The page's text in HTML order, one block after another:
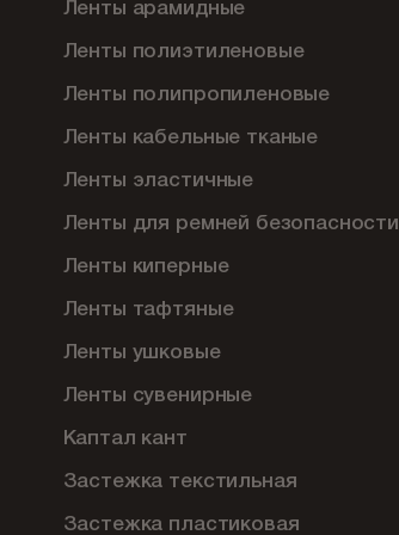
Ленты арамидные
Ленты полиэтиленовые
Ленты полипропиленовые
Ленты кабельные тканые
Ленты эластичные
Ленты для ремней безопасности
Ленты киперные
Ленты тафтяные
Ленты ушковые
Ленты сувенирные
Каптал кант
Застежка текстильная
Застежка пластиковая